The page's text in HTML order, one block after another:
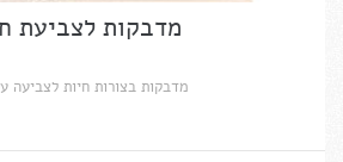
מדבקות לצביעת
מדבקות בצורות חיות לצביעה